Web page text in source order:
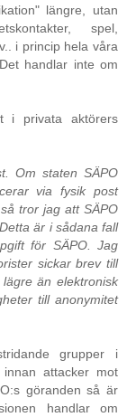
längre, utan
spel,
i princip hela våra
handlar inte om
i privata aktörers
Om staten SÄPO
via fysik post
tror jag att SÄPO
är i sådana fall
för SÄPO. Jag
sickar brev till
än elektronisk
till anonymitet
grupper i
innan attacker mot
göranden så är
handlar om